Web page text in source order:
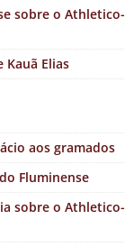
sobre o Athletico-
Elias
aos gramados
Fluminense
sobre o Athletico-